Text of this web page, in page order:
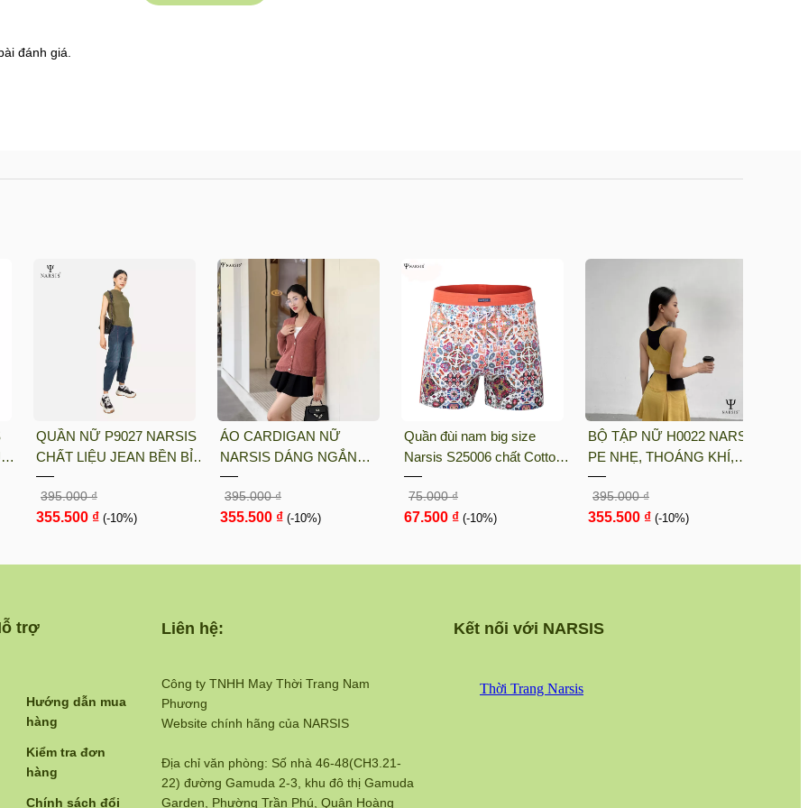
huong-dan-mua-hang
tra-don-hang
doi-tra-hoan-tien
chinh-sach-ban-hang
đánh giá.
QUẦN NỮ P9027 NARSIS
CHẤT LIỆU JEAN BỀN BỈ,
CÁ TÍNH, TRẺ TRUNG,
THỜI TRANG, TRẺ
TRUNG, THỜI TRANG
395.000 ₫
355.500 ₫ (-10%)
ÁO CARDIGAN NỮ
NARSIS DÁNG NGẮN
CHẤT LIỆU LEN MỀM MỊN
MÀU NÂU RUSTIC PHONG
CÁCH HÀN QUỐC L23030
395.000 ₫
355.500 ₫ (-10%)
Quần đùi nam big size
Narsis S25006 chất Cotton
Spandex màu Hoa văn đỏ,
thiết kế thoáng khí, phù hợp
mùa hè
75.000 ₫
67.500 ₫ (-10%)
BỘ TẬP NỮ H0022 NARSIS
PE NHẸ, THOÁNG KHÍ,
THẤM MỒ HÔI, CHẤT LIỆU
BỀN, CHỐNG NẮNG
395.000 ₫
355.500 ₫ (-10%)
Công ty TNHH May Thời Trang Nam
Phương
Website chính hãng của NARSIS
Địa chỉ văn phòng: Số nhà 46-48(CH3.21-
22) đường Gamuda 2-3, khu đô thị Gamuda
Garden, Phường Trần Phú, Quận Hoàng
trợ Kết nối với NARSIS
Liên hệ:
Hướng dẫn mua
hàng
Kiểm tra đơn
hàng
Chính sách đổi